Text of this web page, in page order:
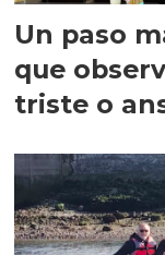
Un paso
que
triste o